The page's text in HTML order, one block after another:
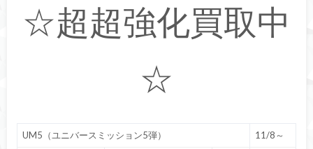
☆超超強化買取中
☆
UM5（ユニバースミッション5弾） 11/8～